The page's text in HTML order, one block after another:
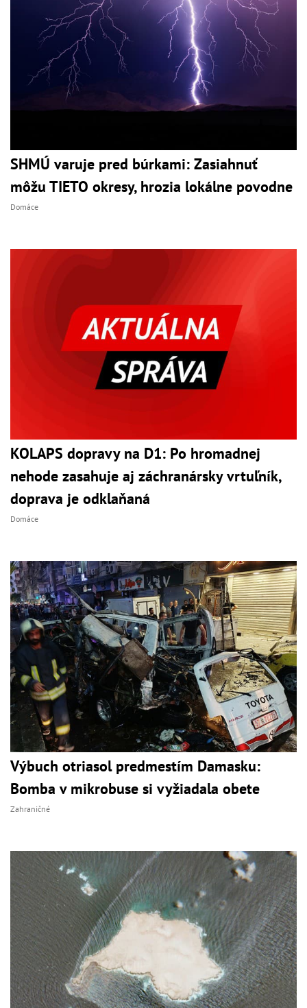
SHMÚ varuje pred búrkami: Zasiahnuť
môžu TIETO okresy, hrozia lokálne povodne
Domáce
KOLAPS dopravy na D1: Po hromadnej
nehode zasahuje aj záchranársky vrtuľník,
doprava je odklaňaná
Domáce
Výbuch otriasol predmestím Damasku:
Bomba v mikrobuse si vyžiadala obete
Zahraničné